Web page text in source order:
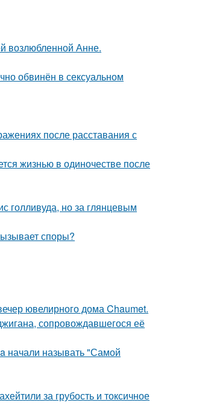
возлюбленной Анне.
обвинён в сексуальном
после расставания с
жизнью в одиночестве после
голливуда, но за глянцевым
споры?
ювелирного дома Chaumet.
сопровождавшегося её
начали называть "Самой
за грубость и токсичное